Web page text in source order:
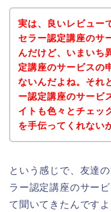
実は、良いレビュー
セラー認定講座のサ
んだけど、いまいち
定講座のサービスの
ないんだよね。それ
ー認定講座のサービ
イトも色々とチェッ
を手伝ってくれない
という感じで、友達
ラー認定講座のサー
て聞いてきたんです